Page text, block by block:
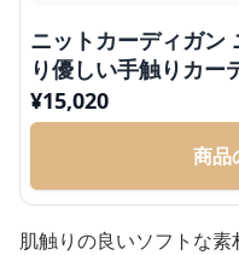
ニットカーディガン
り優しい手触りカー
¥15,020
商品
肌触りの良いソフトな